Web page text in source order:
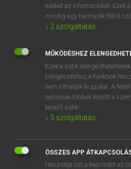
accentuate
accentuation
accept
acceptable
acceptance
acceptant
acceptation
acceptor
ezeket az információkat. Ezek
mindig egy harmadik féltől
↓ 2 szolgáltatás
MŰKÖDÉSHEZ
Ezek a sütik
böngészéshez,a funkciók
nem tilthatják le azokat. A
tartoznak többek között a
kezelő sütik.
↓ 3 szolgáltatás
ÖSSZES APP
Használja ezt a kapcsolót az